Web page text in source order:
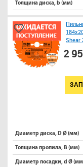
Толщина диска, b (мм)
Shear
реза
2
Диаметр диска, D Ø (мм)
Толщина пропила, B (мм)
Диаметр посадки, d Ø